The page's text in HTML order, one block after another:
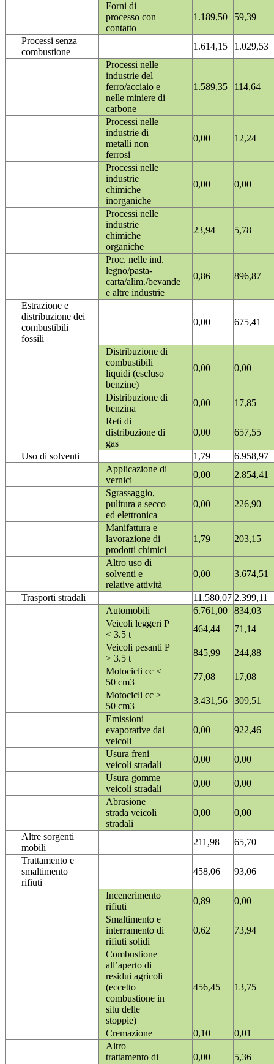
Forni di
processo con
contatto
1.189,50 59,39
Processi senza
combustione
1.614,15
1.029,53
Processi nelle
industrie del
ferro/acciaio e
nelle miniere di
carbone
1.589,35 114,64
Processi nelle
industrie di
metalli non
ferrosi
0,00 12,24
Processi nelle
industrie
chimiche
inorganiche
0,00 0,00
Processi nelle
industrie
chimiche
organiche
23,94 5,78
Proc. nelle ind.
legno/pasta-
carta/alim./bevande
e altre industrie
0,86 896,87
Estrazione e
distribuzione dei
combustibili
fossili
0,00 675,41
Distribuzione di
combustibili
liquidi (escluso
benzine)
0,00 0,00
Distribuzione di
benzina
0,00
17,85
Reti di
distribuzione di
gas
0,00 657,55
Uso di solventi 1,79
6.958,97
Applicazione di
vernici
0,00
2.854,41
Sgrassaggio,
pulitura a secco
ed elettronica
0,00 226,90
Manifattura e
lavorazione di
prodotti chimici
1,79 203,15
Altro uso di
solventi e
relative attività
0,00 3.674,51
Trasporti stradali 11.580,07 2.399,11
Automobili
6.761,00
834,03
Veicoli leggeri P
< 3.5 t
464,44
71,14
Veicoli pesanti P
> 3.5 t
845,99
244,88
Motocicli cc <
50 cm3
77,08
17,08
Motocicli cc >
50 cm3
3.431,56
309,51
Emissioni
evaporative dai
veicoli
0,00 922,46
Usura freni
veicoli stradali
0,00
0,00
Usura gomme
veicoli stradali
0,00
0,00
Abrasione
strada veicoli
stradali
0,00 0,00
Altre sorgenti
mobili
211,98
65,70
Trattamento e
smaltimento
rifiuti
458,06 93,06
Incenerimento
rifiuti
0,89
0,00
Smaltimento e
interramento di
rifiuti solidi
0,62 73,94
Combustione
all’aperto di
residui agricoli
(eccetto
combustione in
situ delle
stoppie)
456,45 13,75
Cremazione 0,10
0,01
Altro
trattamento di
0,00 5,36